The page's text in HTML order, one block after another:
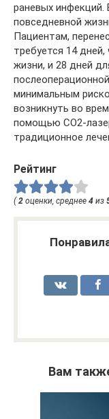
раневых инфекций.
повседневной
Пациентам,
требуется 14
жизни, и 28 дней
минимальным
возникнуть во
помощью CO2-
традиционное
Рейтинг
( 2 оценки, среднее 4 из
Вам